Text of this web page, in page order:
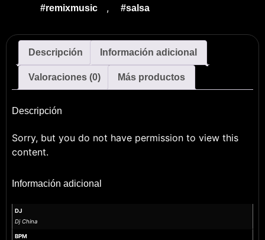
#remixmusic , #salsa
Descripción Información adicional
Valoraciones (0) Más productos
Descripción
Sorry, but you do not have permission to view this
content.
Información adicional
DJ
Dj China
BPM